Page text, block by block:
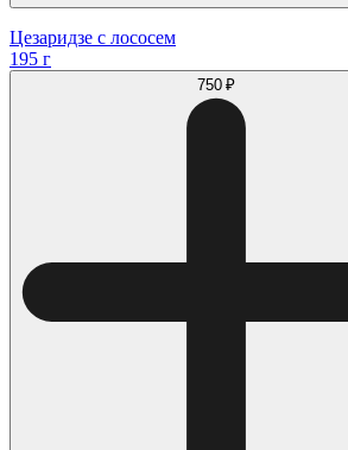
Цезаридзе с лососем
195 г
750 ₽